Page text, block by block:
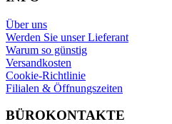
Über uns
Werden Sie unser Lieferant
Warum so günstig
Versandkosten
Cookie-Richtlinie
Filialen & Öffnungszeiten
BÜROKONTAKTE